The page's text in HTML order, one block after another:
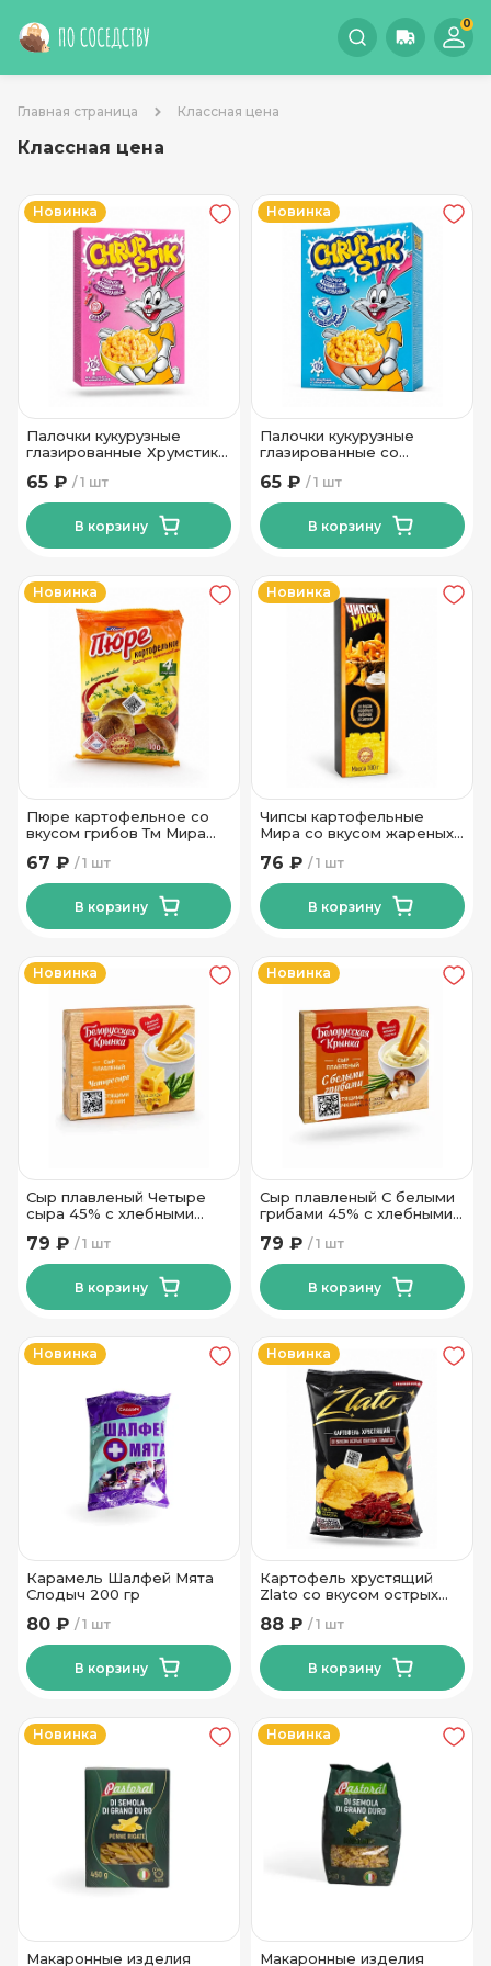
0
Главная страница Классная цена
Классная цена
Новинка
Палочки кукурузные
глазированные Хрумстик
1 шт
65 ₽
В корзину
Новинка
Палочки кукурузные
глазированные со
Хрумстик Лидкон 120 гр
1 шт
65 ₽
В корзину
Новинка
Пюре картофельное со
вкусом грибов Тм Мира
1 шт
67 ₽
В корзину
Новинка
Чипсы картофельные
Мира со вкусом жареных
Мира 100 гр
1 шт
76 ₽
В корзину
Новинка
Сыр плавленый Четыре
сыра 45% с хлебными
гр
1 шт
79 ₽
В корзину
Новинка
Сыр плавленый С белыми
грибами 45% с хлебными
гр
1 шт
79 ₽
В корзину
Новинка
Карамель Шалфей Мята
Слодыч 200 гр
1 шт
80 ₽
В корзину
Новинка
Картофель хрустящий
Zlato со вкусом острых
70 гр
1 шт
88 ₽
В корзину
Новинка
Макаронные изделия
Новинка
Макаронные изделия